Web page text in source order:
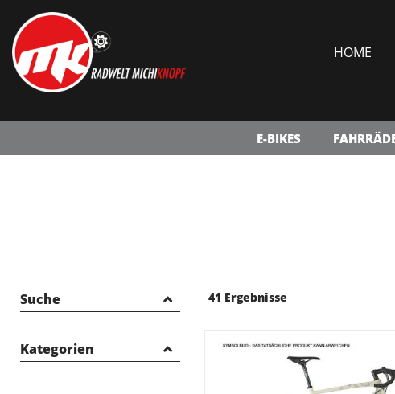
HOME
E-BIKES
Suche
Kategorien
41 Ergebnisse